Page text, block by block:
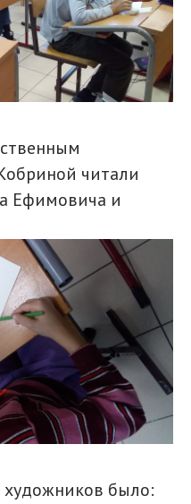
читали
Ефимовича и
было: